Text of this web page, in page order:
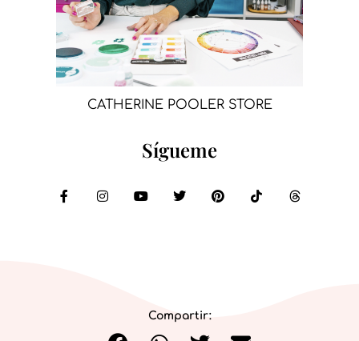
CATHERINE POOLER STORE
Sígueme
Compartir: